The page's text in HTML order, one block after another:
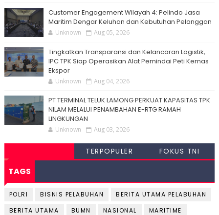
Customer Engagement Wilayah 4: Pelindo Jasa
Maritim Dengar Keluhan dan Kebutuhan Pelanggan
Unknown Aug 05, 2026
Tingkatkan Transparansi dan Kelancaran Logistik,
IPC TPK Siap Operasikan Alat Pemindai Peti Kemas
Ekspor
Unknown Aug 04, 2026
PT TERMINAL TELUK LAMONG PERKUAT KAPASITAS TPK
NILAM MELALUI PENAMBAHAN E-RTG RAMAH
LINGKUNGAN
Unknown Aug 03, 2026
TERPOPULER FOKUS TNI
TAGS
POLRI BISNIS PELABUHAN
BERITA UTAMA PELABUHAN
BERITA UTAMA
BUMN NASIONAL
MARITIME